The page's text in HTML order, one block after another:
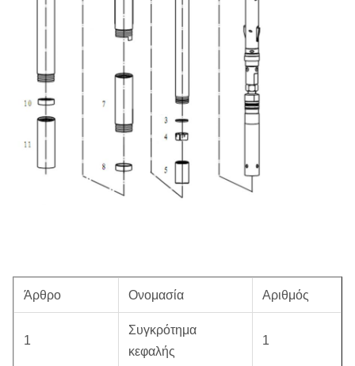
Άρθρο Ονομασία Αριθμός
1
Συγκρότημα
κεφαλής
1